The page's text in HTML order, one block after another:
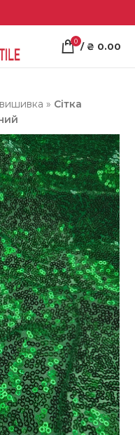
0 / ₴ 0.00
вишивка » Сітка